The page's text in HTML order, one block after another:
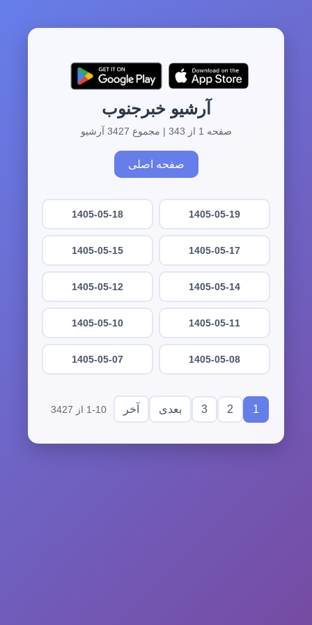
آرشیو خبرجنوب
صفحه 1 از 343 | مجموع 3427 آرشیو
صفحه اصلی
1405-05-19
1405-05-18
1405-05-17
1405-05-15
1405-05-14
1405-05-12
1405-05-11
1405-05-10
1405-05-08
1405-05-07
1
2
3 بعدی آخر 1-10 از 3427